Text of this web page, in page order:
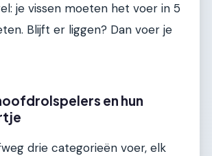
je vissen moeten het voer in 5
Blijft er liggen? Dan voer je
en hun
drie categorieën voer, elk